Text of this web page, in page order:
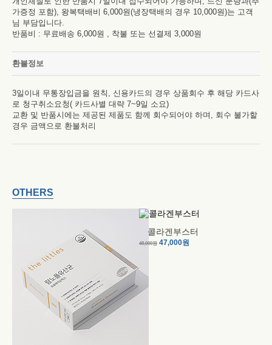
가증정 포함), 왕복택배비 6,000원(냉장택배의 경우 10,000원)는 고객
님 부담입니다.
반품비 : 무료배송 6,000원 , 착불 또는 선결제 3,000원
환불정보
3일이내 무통장입금을 원칙, 신용카드의 경우 상품회수 후 해당 카드사
로 청구취소요청( 카드사별 대략 7~9일 소요)
교환 및 반품시에는 제공된 제품도 함께 회수되어야 하며, 회수 불가할
경우 금액으로 환불처리
OTHERS
콜라겐부스터
48,000원 47,000원